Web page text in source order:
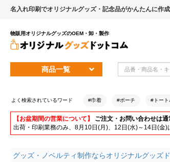
名入れ印刷でオリジナルグッズ・記念品がかんたんに作成
物販用オリジナルグッズのOEM・卸・製作
商品一覧
よく検索されているワード #巾着 #ポーチ #トート
【お盆期間の営業について】
ご注文・お問い合わせは通
出荷・印刷業務のみ、8月10日(月)、12日(水)～14日(金
グッズ・ノベルティ制作ならオリジナルグッズ